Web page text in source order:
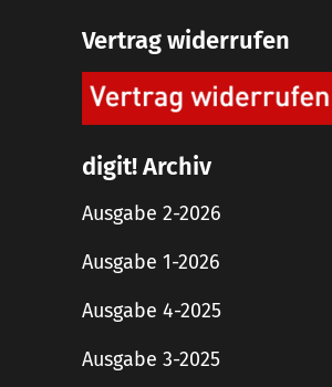
Vertrag widerrufen
digit! Archiv
Ausgabe 2-2026
Ausgabe 1-2026
Ausgabe 4-2025
Ausgabe 3-2025